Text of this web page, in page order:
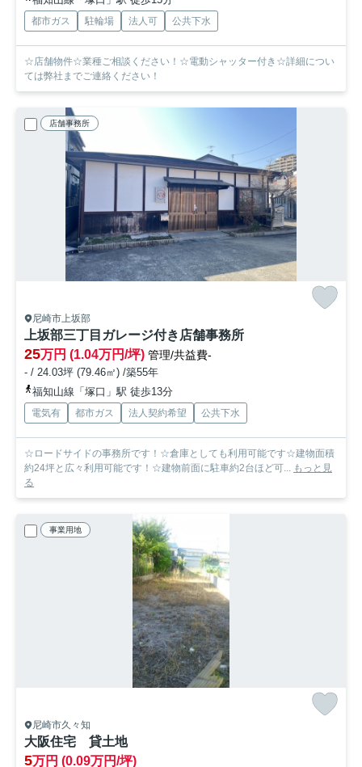
都市ガス 駐輪場 法人可 公共下水
☆店舗物件☆業種ご相談ください！☆電動シャッター付き☆詳細につい
ては弊社までご連絡ください！
店舗事務所
尼崎市上坂部
上坂部三丁目ガレージ付き店舗事務所
25万円 (1.04万円/坪) 管理/共益費-
- / 24.03坪 (79.46㎡) /築55年
福知山線「塚口」駅 徒歩13分
電気有 都市ガス 法人契約希望 公共下水
☆ロードサイドの事務所です！☆倉庫としても利用可能です☆建物面積
約24坪と広々利用可能です！☆建物前面に駐車約2台ほど可... もっと見
る
事業用地
尼崎市久々知
大阪住宅 貸土地
5万円 (0.09万円/坪)